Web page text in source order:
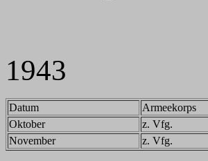
1943
Datum Armeekorps
Oktober
z. Vfg.
November
z. Vfg.